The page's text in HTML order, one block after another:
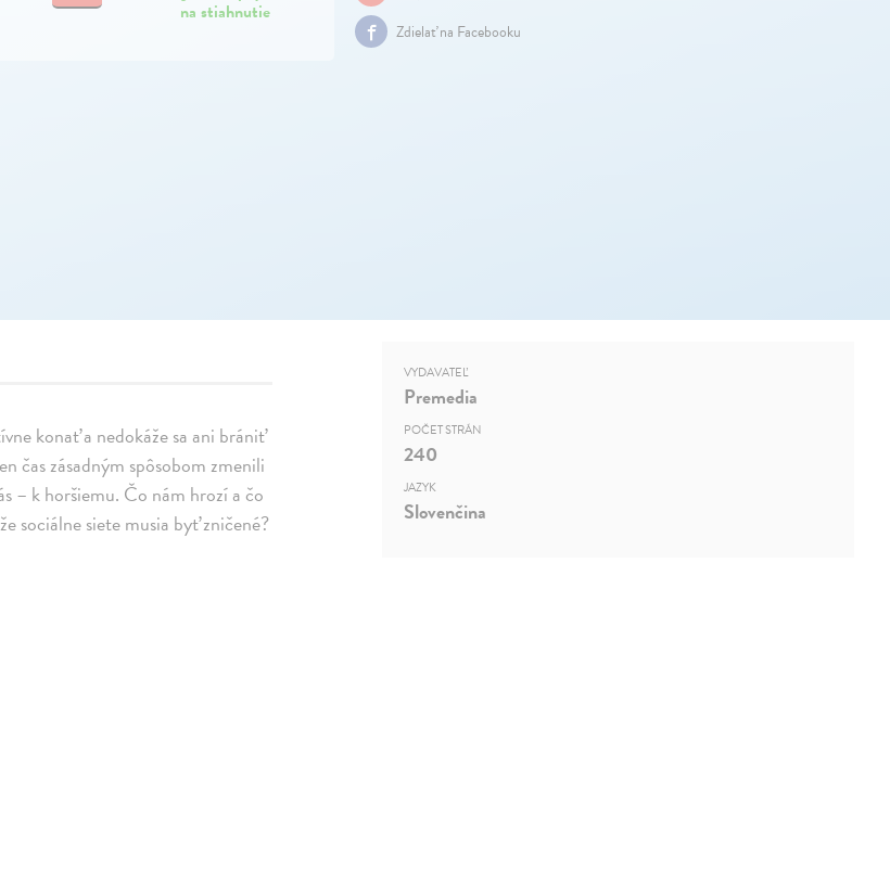
na stiahnutie
Zdielať na Facebooku
konať a nedokáže sa ani brániť
čas zásadným spôsobom zmenili
– k horšiemu. Čo nám hrozí a čo
sociálne siete musia byť zničené?
VYDAVATEĽ
Premedia
POČET STRÁN
240
JAZYK
Slovenčina